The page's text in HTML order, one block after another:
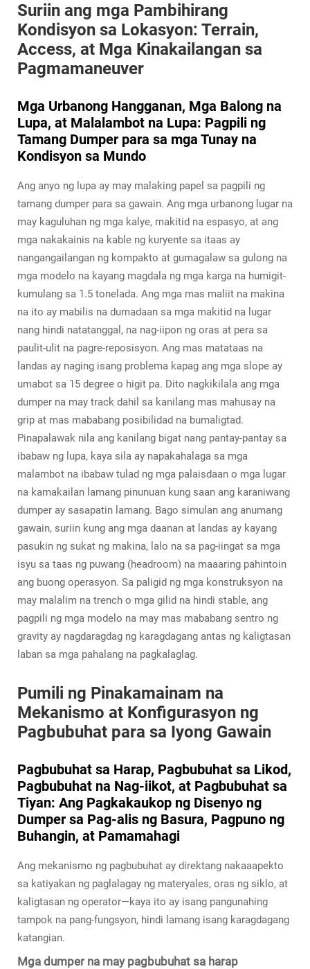
Suriin ang mga Pambihirang
Kondisyon sa Lokasyon: Terrain,
Access, at Mga Kinakailangan sa
Pagmamaneuver
Mga Urbanong Hangganan, Mga Balong na
Lupa, at Malalambot na Lupa: Pagpili ng
Tamang Dumper para sa mga Tunay na
Kondisyon sa Mundo
Ang anyo ng lupa ay may malaking papel sa pagpili ng
tamang dumper para sa gawain. Ang mga urbanong lugar na
may kaguluhan ng mga kalye, makitid na espasyo, at ang
mga nakakainis na kable ng kuryente sa itaas ay
nangangailangan ng kompakto at gumagalaw sa gulong na
mga modelo na kayang magdala ng mga karga na humigit-
kumulang sa 1.5 tonelada. Ang mga mas maliit na makina
na ito ay mabilis na dumadaan sa mga makitid na lugar
nang hindi natatanggal, na nag-iipon ng oras at pera sa
paulit-ulit na pagre-reposisyon. Ang mas matataas na
landas ay naging isang problema kapag ang mga slope ay
umabot sa 15 degree o higit pa. Dito nagkikilala ang mga
dumper na may track dahil sa kanilang mas mahusay na
grip at mas mababang posibilidad na bumaligtad.
Pinapalawak nila ang kanilang bigat nang pantay-pantay sa
ibabaw ng lupa, kaya sila ay napakahalaga sa mga
malambot na ibabaw tulad ng mga palaisdaan o mga lugar
na kamakailan lamang pinunuan kung saan ang karaniwang
dumper ay sasapatin lamang. Bago simulan ang anumang
gawain, suriin kung ang mga daanan at landas ay kayang
pasukin ng sukat ng makina, lalo na sa pag-iingat sa mga
isyu sa taas ng puwang (headroom) na maaaring pahintoin
ang buong operasyon. Sa paligid ng mga konstruksyon na
may malalim na trench o mga gilid na hindi stable, ang
pagpili ng mga modelo na may mas mababang sentro ng
gravity ay nagdaragdag ng karagdagang antas ng kaligtasan
laban sa mga pahalang na pagkalaglag.
Pumili ng Pinakamainam na
Mekanismo at Konfigurasyon ng
Pagbubuhat para sa Iyong Gawain
Pagbubuhat sa Harap, Pagbubuhat sa Likod,
Pagbubuhat na Nag-iikot, at Pagbubuhat sa
Tiyan: Ang Pagkakaukop ng Disenyo ng
Dumper sa Pag-alis ng Basura, Pagpuno ng
Buhangin, at Pamamahagi
Ang mekanismo ng pagbubuhat ay direktang nakaaapekto
sa katiyakan ng paglalagay ng materyales, oras ng siklo, at
kaligtasan ng operator—kaya ito ay isang pangunahing
tampok na pang-fungsyon, hindi lamang isang karagdagang
katangian.
Mga dumper na may pagbubuhat sa harap